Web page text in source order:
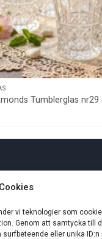
Cookies
vi teknologier som
Genom att samtycka till
eller unika ID:n
Tumblerglas nr29